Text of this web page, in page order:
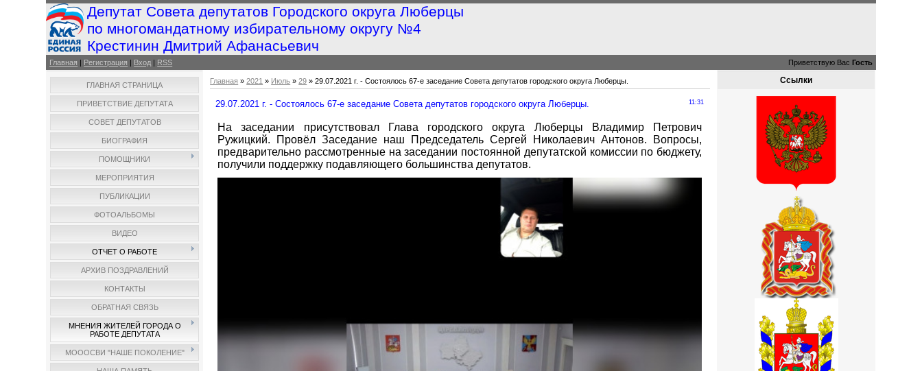
Депутат Совета депутатов Городского округа Люберцы
по многомандатному избирательному округу №4
Крестинин Дмитрий Афанасьевич
Главная | Регистрация | Вход | RSS Приветствую Вас Гость
ГЛАВНАЯ СТРАНИЦА
ПРИВЕТСТВИЕ ДЕПУТАТА
СОВЕТ ДЕПУТАТОВ
БИОГРАФИЯ
ПОМОЩНИКИ
МЕРОПРИЯТИЯ
ПУБЛИКАЦИИ
ФОТОАЛЬБОМЫ
ВИДЕО
ОТЧЕТ О РАБОТЕ
АРХИВ ПОЗДРАВЛЕНИЙ
КОНТАКТЫ
ОБРАТНАЯ СВЯЗЬ
МНЕНИЯ ЖИТЕЛЕЙ ГОРОДА О
РАБОТЕ ДЕПУТАТА
МОООСВИ "НАШЕ ПОКОЛЕНИЕ"
Главная »2021 » Июль » 29 » 29.07.2021 г. - Состоялось 67-е заседание Совета депутатов городского округа Люберцы.
11:31
29.07.2021 г. - Состоялось 67-е заседание Совета депутатов городского округа Люберцы.
На заседании присутствовал Глава городского округа Люберцы Владимир Петрович
Ружицкий. Провёл Заседание наш Председатель Сергей Николаевич Антонов. Вопросы,
предварительно рассмотренные на заседании постоянной депутатской комиссии по бюджету,
получили поддержку подавляющего большинства депутатов.
Ссылки